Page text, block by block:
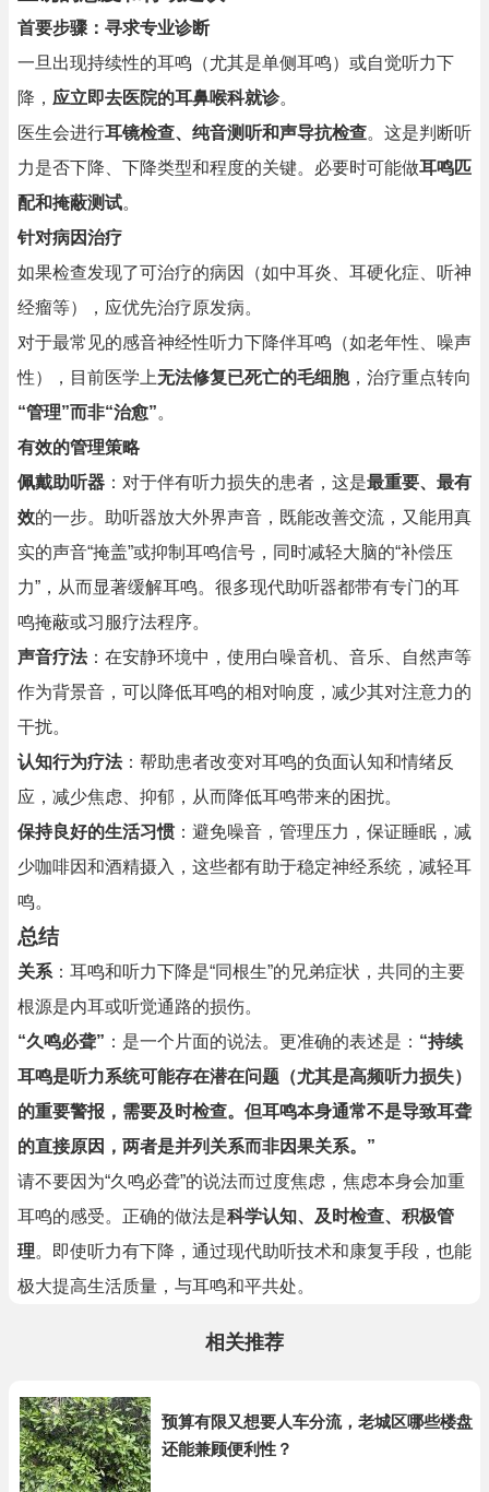
首要步骤：寻求专业诊断
一旦出现持续性的耳鸣（尤其是单侧耳鸣）或自觉听力下
降， 应立即去医院的耳鼻喉科就诊。
医生会进行耳镜检查、纯音测听和声导抗检查。这是判断听
力是否下降、下降类型和程度的关键。必要时可能做耳鸣匹
配和掩蔽测试。
针对病因治疗
如果检查发现了可治疗的病因（如中耳炎、耳硬化症、听神
经瘤等），应优先治疗原发病。
对于最常见的感音神经性听力下降伴耳鸣（如老年性、噪声
性），目前医学上无法修复已死亡的毛细胞，治疗重点转向
“管理”而非“治愈”。
有效的管理策略
佩戴助听器 ：对于伴有听力损失的患者，这是最重要、最有
效的一步。助听器放大外界声音，既能改善交流，又能用真
实的声音“掩盖”或抑制耳鸣信号，同时减轻大脑的“补偿压
力”，从而显著缓解耳鸣。很多现代助听器都带有专门的耳
鸣掩蔽或习服疗法程序。
声音疗法：在安静环境中，使用白噪音机、音乐、自然声等
作为背景音，可以降低耳鸣的相对响度，减少其对注意力的
干扰。
认知行为疗法：帮助患者改变对耳鸣的负面认知和情绪反
应，减少焦虑、抑郁，从而降低耳鸣带来的困扰。
保持良好的生活习惯 ：避免噪音，管理压力，保证睡眠，减
少咖啡因和酒精摄入，这些都有助于稳定神经系统，减轻耳
鸣。
总结
关系 ：耳鸣和听力下降是“同根生”的兄弟症状，共同的主要
根源是内耳或听觉通路的损伤。
“久鸣必聋” ：是一个片面的说法。更准确的表述是： “持续
耳鸣是听力系统可能存在潜在问题（尤其是高频听力损失）
的重要警报，需要及时检查。但耳鸣本身通常不是导致耳聋
的直接原因，两者是并列关系而非因果关系。”
请不要因为“久鸣必聋”的说法而过度焦虑，焦虑本身会加重
耳鸣的感受。正确的做法是科学认知、及时检查、积极管
理。即使听力有下降，通过现代助听技术和康复手段，也能
极大提高生活质量，与耳鸣和平共处。
相关推荐
预算有限又想要人车分流，老城区哪些楼盘
还能兼顾便利性？